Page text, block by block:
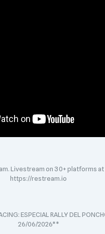
Livestream on 30+ platforms at
https://restream.io
ESPECIAL RALLY DEL
26/06/2026**